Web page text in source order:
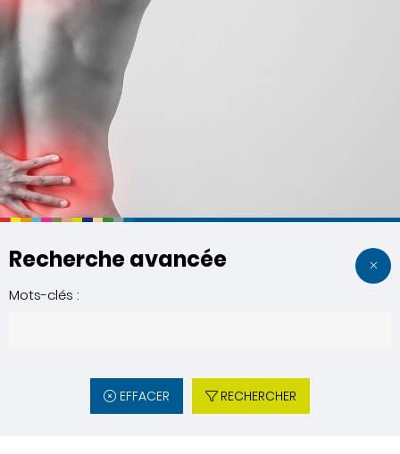
Recherche avancée
Mots-clés :
EFFACER RECHERCHER